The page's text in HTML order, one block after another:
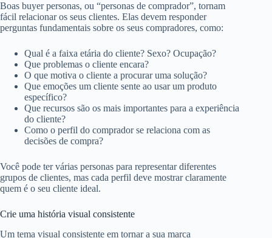
Boas buyer personas, ou “personas de comprador”, tornam
fácil relacionar os seus clientes. Elas devem responder
perguntas fundamentais sobre os seus compradores, como:
Qual é a faixa etária do cliente? Sexo? Ocupação?
Que problemas o cliente encara?
O que motiva o cliente a procurar uma solução?
Que emoções um cliente sente ao usar um produto
específico?
Que recursos são os mais importantes para a experiência
do cliente?
Como o perfil do comprador se relaciona com as
decisões de compra?
Você pode ter várias personas para representar diferentes
grupos de clientes, mas cada perfil deve mostrar claramente
quem é o seu cliente ideal.
Crie uma história visual consistente
Um tema visual consistente em tornar a sua marca